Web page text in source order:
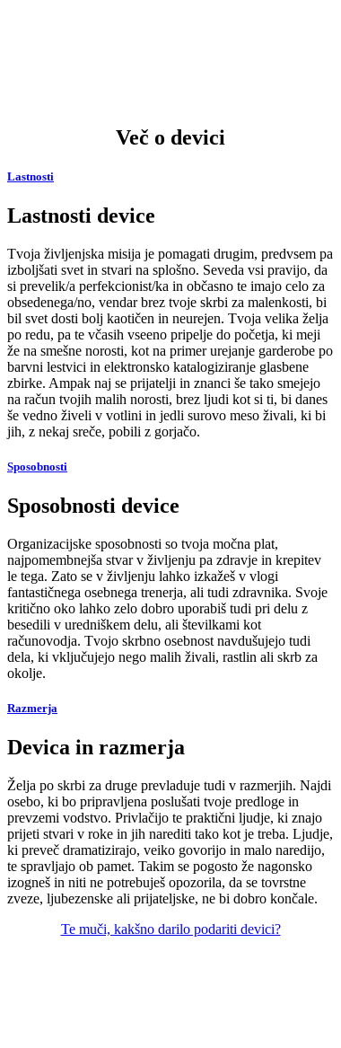
Več o devici
Lastnosti
Lastnosti device
Tvoja življenjska misija je pomagati drugim, predvsem pa
izboljšati svet in stvari na splošno. Seveda vsi pravijo, da
si prevelik/a perfekcionist/ka in občasno te imajo celo za
obsedenega/no, vendar brez tvoje skrbi za malenkosti, bi
bil svet dosti bolj kaotičen in neurejen. Tvoja velika želja
po redu, pa te včasih vseeno pripelje do početja, ki meji
že na smešne norosti, kot na primer urejanje garderobe po
barvni lestvici in elektronsko katalogiziranje glasbene
zbirke. Ampak naj se prijatelji in znanci še tako smejejo
na račun tvojih malih norosti, brez ljudi kot si ti, bi danes
še vedno živeli v votlini in jedli surovo meso živali, ki bi
jih, z nekaj sreče, pobili z gorjačo.
Sposobnosti
Sposobnosti device
Organizacijske sposobnosti so tvoja močna plat,
najpomembnejša stvar v življenju pa zdravje in krepitev
le tega. Zato se v življenju lahko izkažeš v vlogi
fantastičnega osebnega trenerja, ali tudi zdravnika. Svoje
kritično oko lahko zelo dobro uporabiš tudi pri delu z
besedili v uredniškem delu, ali številkami kot
računovodja. Tvojo skrbno osebnost navdušujejo tudi
dela, ki vključujejo nego malih živali, rastlin ali skrb za
okolje.
Razmerja
Devica in razmerja
Želja po skrbi za druge prevladuje tudi v razmerjih. Najdi
osebo, ki bo pripravljena poslušati tvoje predloge in
prevzemi vodstvo. Privlačijo te praktični ljudje, ki znajo
prijeti stvari v roke in jih narediti tako kot je treba. Ljudje,
ki preveč dramatizirajo, veiko govorijo in malo naredijo,
te spravljajo ob pamet. Takim se pogosto že nagonsko
izogneš in niti ne potrebuješ opozorila, da se tovrstne
zveze, ljubezenske ali prijateljske, ne bi dobro končale.
Te muči, kakšno darilo podariti devici?